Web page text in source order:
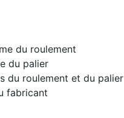
du roulement
du palier
du roulement et du palier
fabricant